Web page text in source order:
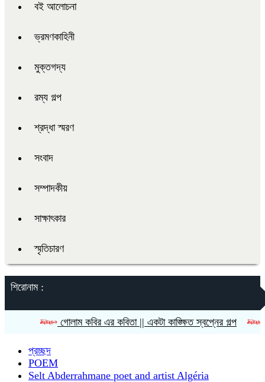
বই আলোচনা
ভ্রমণকাহিনী
মুক্তগদ্য
রম্য গল্প
শ্রদ্ধা স্মরণ
সংবাদ
সম্পাদকীয়
সাক্ষাৎকার
স্মৃতিচারণ
শিরোনাম :
গোলাম কবির এর কবিতা || একটা কাঙ্ক্ষিত স্বপ্নের গল্প রীতি
প্রচ্ছদ
POEM
Selt Abderrahmane poet and artist Algéria